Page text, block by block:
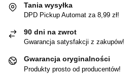
Tania wysyłka
DPD Pickup Automat za 8,99 zł!
90 dni na zwrot
Gwarancja satysfakcji z zakupów!
Gwarancja oryginalności
Produkty prosto od producentów!